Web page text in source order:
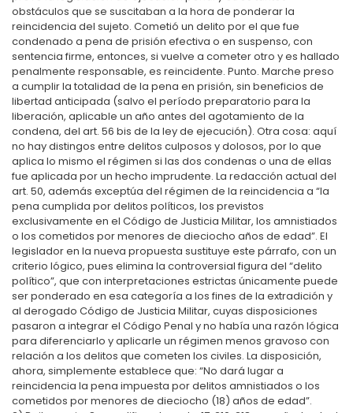
obstáculos que se suscitaban a la hora de ponderar la
reincidencia del sujeto. Cometió un delito por el que fue
condenado a pena de prisión efectiva o en suspenso, con
sentencia firme, entonces, si vuelve a cometer otro y es hallado
penalmente responsable, es reincidente. Punto. Marche preso
a cumplir la totalidad de la pena en prisión, sin beneficios de
libertad anticipada (salvo el período preparatorio para la
liberación, aplicable un año antes del agotamiento de la
condena, del art. 56 bis de la ley de ejecución). Otra cosa: aquí
no hay distingos entre delitos culposos y dolosos, por lo que
aplica lo mismo el régimen si las dos condenas o una de ellas
fue aplicada por un hecho imprudente. La redacción actual del
art. 50, además exceptúa del régimen de la reincidencia a “la
pena cumplida por delitos políticos, los previstos
exclusivamente en el Código de Justicia Militar, los amnistiados
o los cometidos por menores de dieciocho años de edad”. El
legislador en la nueva propuesta sustituye este párrafo, con un
criterio lógico, pues elimina la controversial figura del “delito
político”, que con interpretaciones estrictas únicamente puede
ser ponderado en esa categoría a los fines de la extradición y
al derogado Código de Justicia Militar, cuyas disposiciones
pasaron a integrar el Código Penal y no había una razón lógica
para diferenciarlo y aplicarle un régimen menos gravoso con
relación a los delitos que cometen los civiles. La disposición,
ahora, simplemente establece que: “No dará lugar a
reincidencia la pena impuesta por delitos amnistiados o los
cometidos por menores de dieciocho (18) años de edad”.